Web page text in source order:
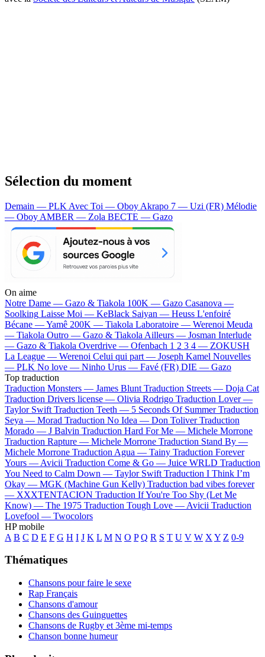
Sélection du moment
Demain — PLK Avec Toi — Oboy Akrapo 7 — Uzi (FR) Mélodie
— Oboy AMBER — Zola BECTE — Gazo
On aime
Notre Dame — Gazo & Tiakola 100K — Gazo Casanova —
Soolking Laisse Moi — KeBlack Saiyan — Heuss L'enfoiré
Bécane —Yamê 200K — Tiakola Laboratoire — Werenoi Meuda
— Tiakola Outro — Gazo & Tiakola Ailleurs — Josman Interlude
— Gazo & Tiakola Overdrive — Ofenbach 1 2 3 4 — ZOKUSH
La League — Werenoi Celui qui part — Joseph Kamel Nouvelles
— PLK No love — Ninho Urus — Favé (FR) DIE — Gazo
Top traduction
Traduction Monsters — James Blunt Traduction Streets — Doja Cat
Traduction Drivers license — Olivia Rodrigo Traduction Lover —
Taylor Swift Traduction Teeth — 5 Seconds Of Summer Traduction
Seya — Morad Traduction No Idea — Don Toliver Traduction
Morado — J Balvin Traduction Hard For Me — Michele Morrone
Traduction Rapture — Michele Morrone Traduction Stand By —
Michele Morrone Traduction Agua — Tainy Traduction Forever
Yours — Avicii Traduction Come & Go — Juice WRLD Traduction
You Need to Calm Down — Taylor Swift Traduction I Think I’m
Okay — MGK (Machine Gun Kelly) Traduction bad vibes forever
— XXXTENTACION Traduction If You're Too Shy (Let Me
Know) — The 1975 Traduction Tough Love — Avicii Traduction
Lovefool — Twocolors
HP mobile
A B C D E F G H I J K L M N O P Q R S T U V W X Y Z 0-9
Thématiques
Chansons pour faire le sexe
Rap Français
Chansons d'amour
Chansons des Guinguettes
Chansons de Rugby et 3ème mi-temps
Chanson bonne humeur